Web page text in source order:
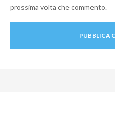
prossima volta che commento.